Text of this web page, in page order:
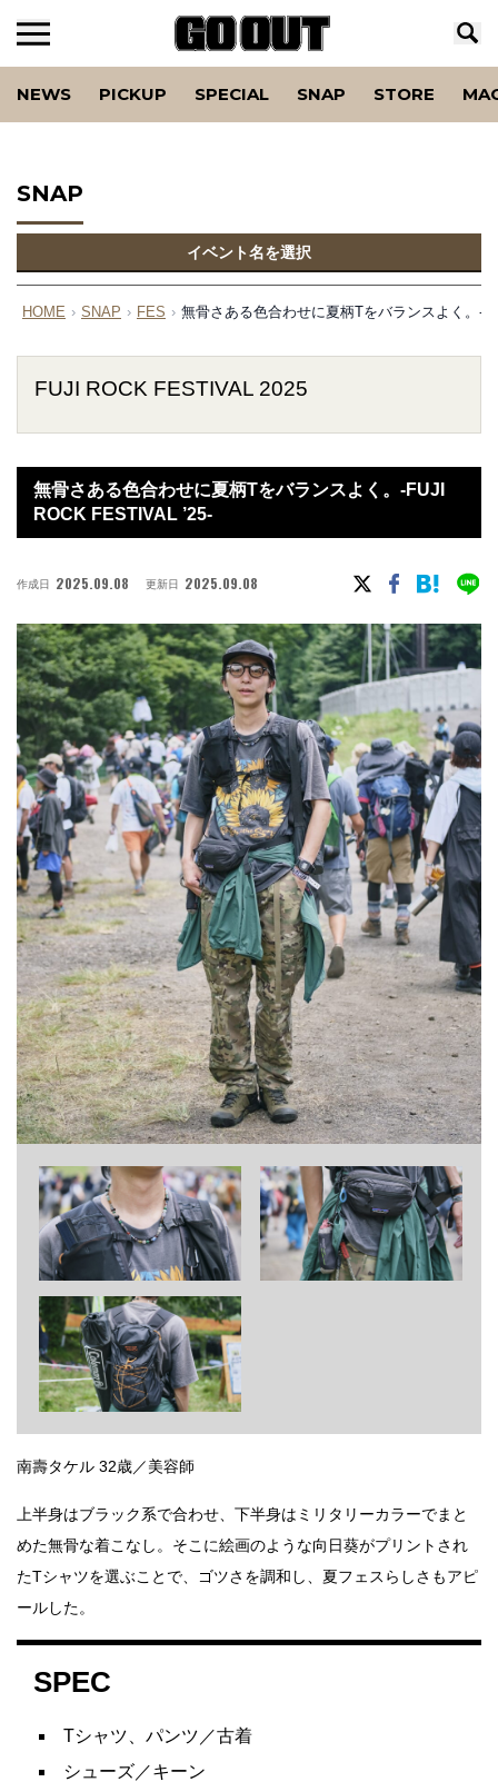
NEWS PICKUP SPECIAL SNAP STORE
SNAP
イベント名を選択
HOME › SNAP › FES › 無骨さある色合わせに夏柄Tをバランスよく。-
FUJI ROCK FESTIVAL 2025
無骨さある色合わせに夏柄Tをバランスよく。-FUJI
ROCK FESTIVAL ’25-
作成日 2025.09.08 更新日 2025.09.08
南壽タケル 32歳／美容師
上半身はブラック系で合わせ、下半身はミリタリーカラーでまと
めた無骨な着こなし。そこに絵画のような向日葵がプリントされ
たTシャツを選ぶことで、ゴツさを調和し、夏フェスらしさもアピ
ールした。
SPEC
Tシャツ、パンツ／古着
シューズ／キーン